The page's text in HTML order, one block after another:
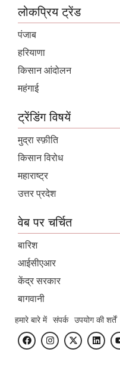
लोकप्रिय ट्रेंड
पंजाब
हरियाणा
किसान आंदोलन
महंगाई
ट्रेंडिंग विषयें
मुद्रा स्फ़ीति
किसान विरोध
महाराष्ट्र
उत्तर प्रदेश
वेब पर चर्चित
बारिश
आईसीएआर
केंद्र सरकार
बागवानी
हमारे बारे में संपर्क उपयोग की शर्तें